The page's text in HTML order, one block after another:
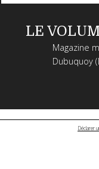
LE
Magazine
Dubuquoy
Déclarer